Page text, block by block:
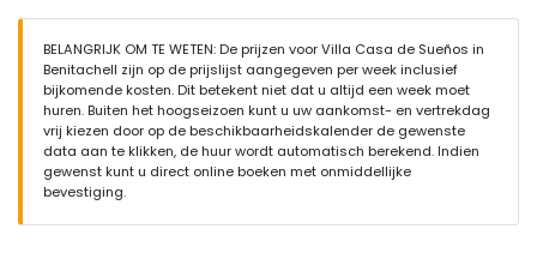
omheind perceel
privézwembad van 12m x 5m en 2,2m diep
tuin met grind, bomen en tuinmeubelen met ligstoelen
3 terrassen, waarvan 1 overdekt
barbecue
buitendouche
buiten zitgedeelte en buiten eetgedeelte
privé overdekte parkeerplaats
BELANGRIJK OM TE WETEN: De prijzen voor Villa Casa de Sueños in
Benitachell zijn op de prijslijst aangegeven per week inclusief
bijkomende kosten. Dit betekent niet dat u altijd een week moet
huren. Buiten het hoogseizoen kunt u uw aankomst- en vertrekdag
vrij kiezen door op de beschikbaarheidskalender de gewenste
data aan te klikken, de huur wordt automatisch berekend. Indien
gewenst kunt u direct online boeken met onmiddellijke
bevestiging.